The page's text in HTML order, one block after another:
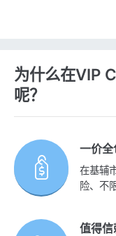
为什么在VIP
呢？
一价全
在基辅
险、不
值得